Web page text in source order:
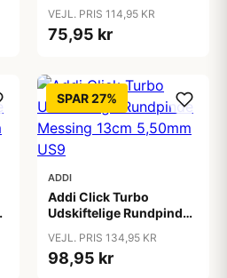
US7
VEJL. PRIS 114,95 KR
75,95 kr
SPAR 27%
ADDI
Addi Click Turbo
Udskiftelige Rundpinde
US9
VEJL. PRIS 134,95 KR
98,95 kr